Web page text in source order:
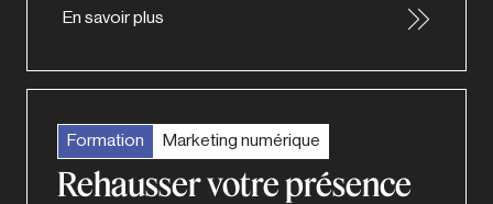
En savoir plus
Formation Marketing numérique
Rehausser votre présence